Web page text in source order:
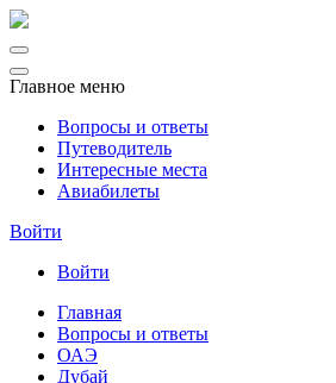
Главное меню
Вопросы и ответы
Путеводитель
Интересные места
Авиабилеты
Войти
Войти
Главная
Вопросы и ответы
ОАЭ
Дубай